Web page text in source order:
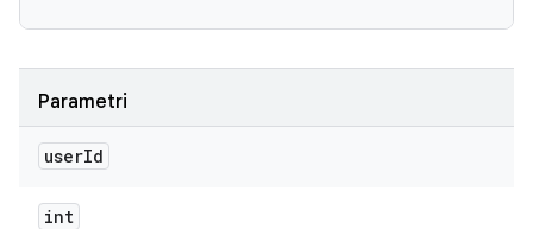
Parametri
userId
int